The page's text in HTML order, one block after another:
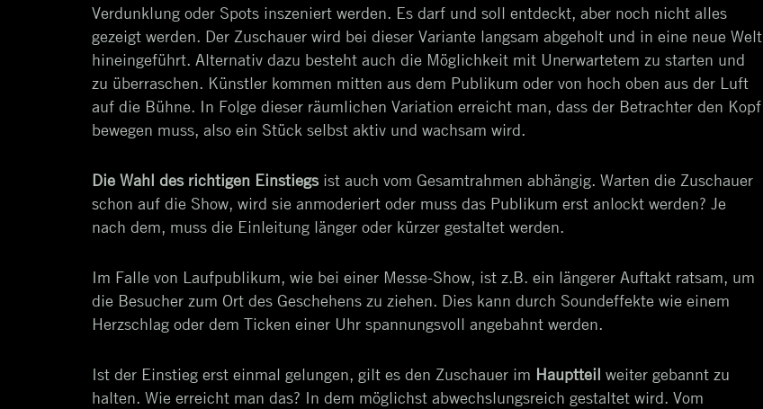
Verdunklung oder Spots inszeniert werden. Es darf und soll entdeckt, aber noch nicht alles
gezeigt werden. Der Zuschauer wird bei dieser Variante langsam abgeholt und in eine neue Welt
hineingeführt. Alternativ dazu besteht auch die Möglichkeit mit Unerwartetem zu starten und
zu überraschen. Künstler kommen mitten aus dem Publikum oder von hoch oben aus der Luft
auf die Bühne. In Folge dieser räumlichen Variation erreicht man, dass der Betrachter den Kopf
bewegen muss, also ein Stück selbst aktiv und wachsam wird.
Die Wahl des richtigen Einstiegsist auch vom Gesamtrahmen abhängig. Warten die Zuschauer
schon auf die Show, wird sie anmoderiert oder muss das Publikum erst anlockt werden? Je
nach dem, muss die Einleitung länger oder kürzer gestaltet werden.
Im Falle von Laufpublikum, wie bei einer Messe-Show, ist z.B. ein längerer Auftakt ratsam, um
die Besucher zum Ort des Geschehens zu ziehen. Dies kann durch Soundeffekte wie einem
Herzschlag oder dem Ticken einer Uhr spannungsvoll angebahnt werden.
Ist der Einstieg erst einmal gelungen, gilt es den Zuschauer im Hauptteil weiter gebannt zu
halten. Wie erreicht man das? In dem möglichst abwechslungsreich gestaltet wird. Vom